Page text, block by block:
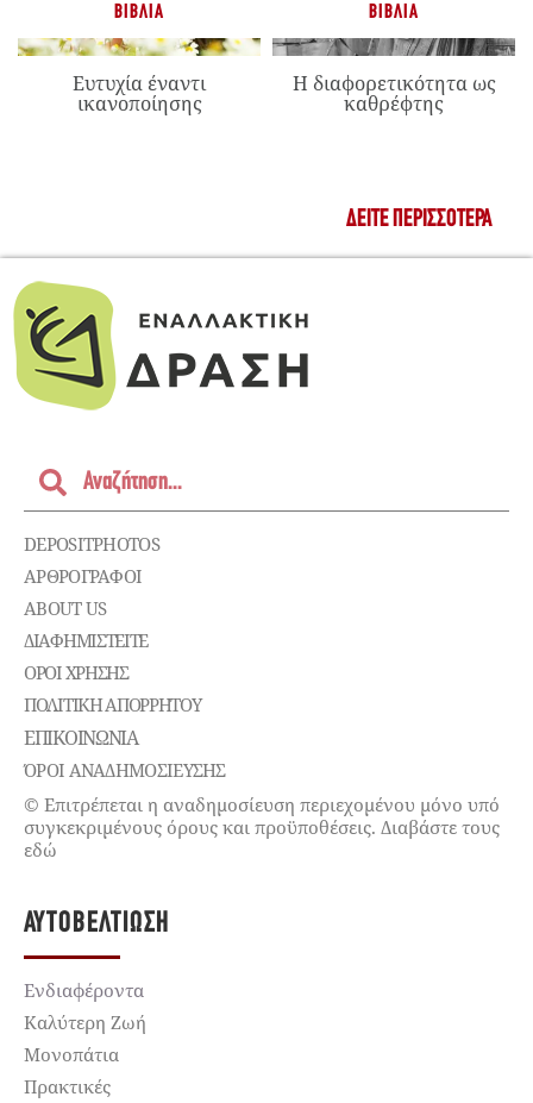
ΒΙΒΛΊΑ
Ευτυχία έναντι
ικανοποίησης
ΒΙΒΛΊΑ
Η διαφορετικότητα ως
καθρέφτης
ΔΕΊΤΕ ΠΕΡΙΣΣΌΤΕΡΑ
DEPOSITPHOTOS
ΑΡΘΡΟΓΡΑΦΟΙ
ABOUT US
ΔΙΑΦΗΜΙΣΤΕΊΤΕ
ΌΡΟΙ ΧΡΉΣΗΣ
ΠΟΛΙΤΙΚΉ ΑΠΟΡΡΉΤΟΥ
ΕΠΙΚΟΙΝΩΝΊΑ
ΌΡΟΙ ΑΝΑΔΗΜΟΣΙΕΥΣΗΣ
© Επιτρέπεται η αναδημοσίευση περιεχομένου μόνο υπό
συγκεκριμένους όρους και προϋποθέσεις. Διαβάστε τους
εδώ
ΑΥΤΟΒΕΛΤΊΩΣΗ
Ενδιαφέροντα
Καλύτερη Ζωή
Μονοπάτια
Πρακτικές